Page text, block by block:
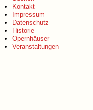
Kontakt
Impressum
Datenschutz
Historie
Opernhäuser
Veranstaltungen